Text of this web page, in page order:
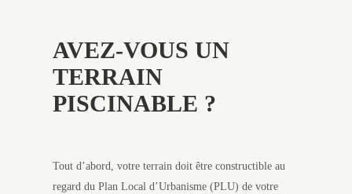
AVEZ-VOUS UN
TERRAIN
PISCINABLE ?
Tout d’abord, votre terrain doit être constructible au
regard du Plan Local d’Urbanisme (PLU) de votre